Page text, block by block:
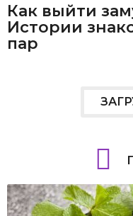
Как выйти
Истории
пар